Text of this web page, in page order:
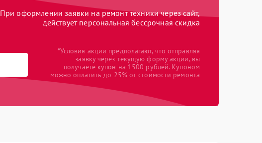
При оформлении заявки на ремонт техники через сайт,
действует персональная бессрочная скидка
*Условия акции предполагают, что отправляя
заявку через текущую форму акции, вы
получаете купон на 1500 рублей. Купоном
можно оплатить до 25% от стоимости ремонта